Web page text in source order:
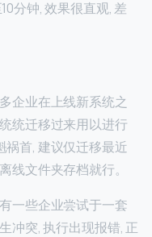
分钟, 效果很直观, 差
企业在上线新系统之
统迁移过来用以进行
首, 建议仅迁移最近
线文件夹存档就行。
一些企业尝试于一套
冲突, 执行出现报错, 正